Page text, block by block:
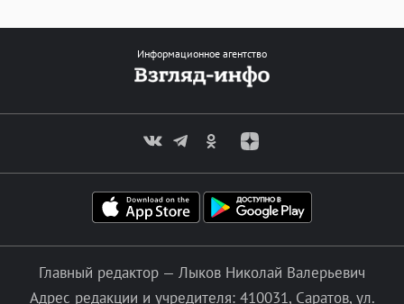
Информационное агентство
Главный редактор — Лыков Николай Валерьевич
Адрес редакции и учредителя: 410031, Саратов, ул.